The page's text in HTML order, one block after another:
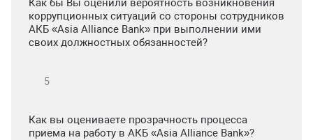
Как бы Вы оценили вероятность возникновения
коррупционных ситуаций со стороны сотрудников
АКБ «Asia Alliance Bank» при выполнении ими
своих должностных обязанностей?
Как вы оцениваете прозрачность процесса
приема на работу в АКБ «Asia Alliance Bank»?